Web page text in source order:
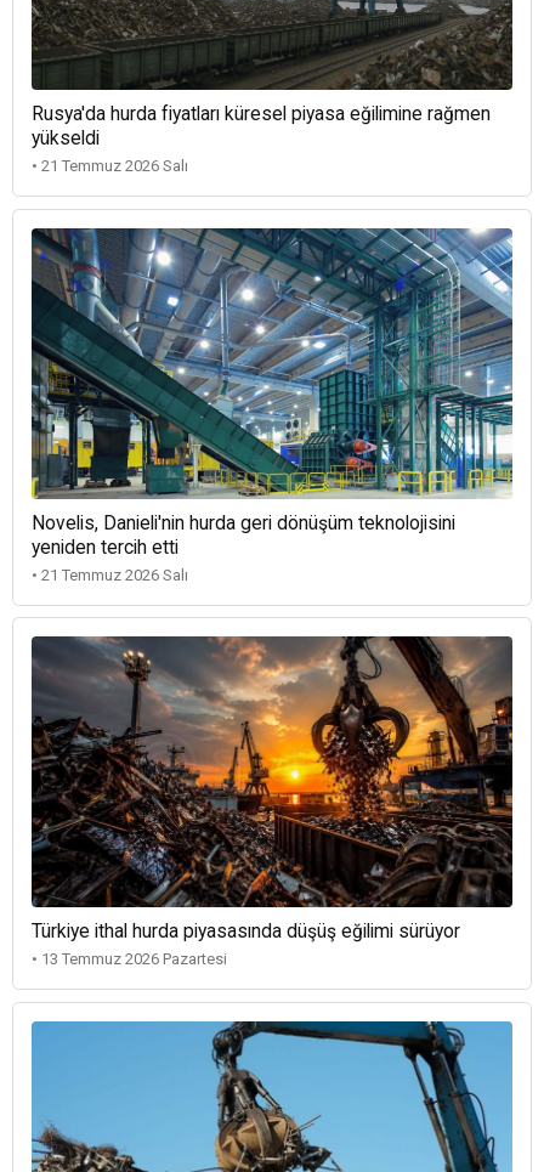
Rusya'da hurda fiyatları küresel piyasa eğilimine rağmen
yükseldi
• 21 Temmuz 2026 Salı
Novelis, Danieli'nin hurda geri dönüşüm teknolojisini
yeniden tercih etti
• 21 Temmuz 2026 Salı
Türkiye ithal hurda piyasasında düşüş eğilimi sürüyor
• 13 Temmuz 2026 Pazartesi